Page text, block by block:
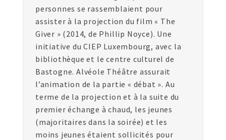
personnes se rassemblaient pour
assister à la projection du film « The
Giver » (2014, de Phillip Noyce). Une
initiative du CIEP Luxembourg, avec la
bibliothèque et le centre culturel de
Bastogne. Alvéole Théâtre assurait
l’animation de la partie « débat ». Au
terme de la projection et à la suite du
premier échange à chaud, les jeunes
(majoritaires dans la soirée) et les
moins jeunes étaient sollicités pour